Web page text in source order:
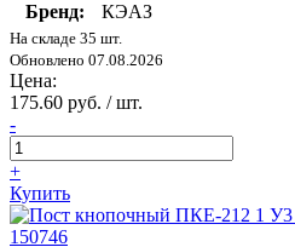
Бренд: КЭАЗ
На складе 35 шт.
Обновлено 07.08.2026
Цена:
175.60 руб. / шт.
-
+
Купить